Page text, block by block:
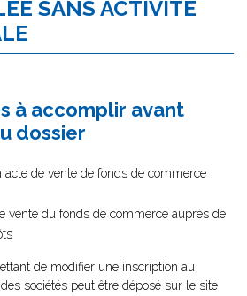
SANS ACTIVITÉ
à accomplir avant
dossier
acte de vente de fonds de commerce
vente du fonds de commerce auprès de
de modifier une inscription au
sociétés peut être déposé sur le site